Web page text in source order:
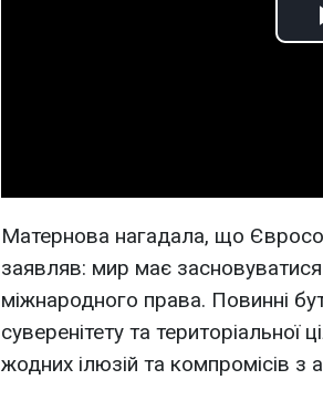
Матернова нагадала, що
заявляв: мир має
міжнародного права. Повинні
суверенітету та територіальної
жодних ілюзій та компромісів з